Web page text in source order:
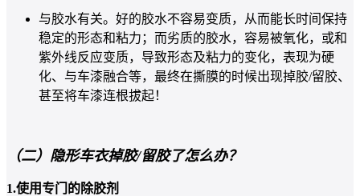
与胶水有关。好的胶水不容易变质，从而能长时间保持
稳定的形态和粘力；而劣质的胶水，容易被氧化，或和
紫外线反应变质，导致形态及粘力的变化，表现为硬
化、与车漆融合等，最终在撕膜的时候出现掉胶/留胶、
甚至将车漆连根拔起！
（二）隐形车衣掉胶/留胶了怎么办？
1.使用专门的除胶剂